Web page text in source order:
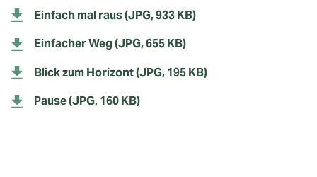
Einfach mal raus (JPG, 933 KB)
Einfacher Weg (JPG, 655 KB)
Blick zum Horizont (JPG, 195 KB)
Pause (JPG, 160 KB)